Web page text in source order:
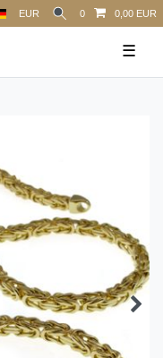
EUR 0 0,00 EUR
☰